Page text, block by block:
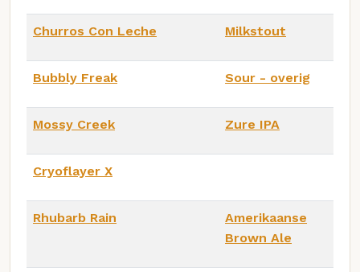
Churros Con Leche Milkstout
Bubbly Freak Sour - overig
Mossy Creek Zure IPA
Cryoflayer X
Rhubarb Rain
Amerikaanse
Brown Ale